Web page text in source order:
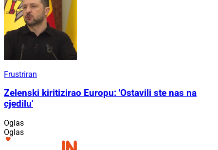
Frustriran
Zelenski kiritizirao Europu: 'Ostavili ste nas na
cjedilu'
Oglas
Oglas